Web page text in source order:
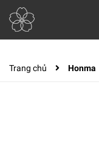
Trang chủ Honma